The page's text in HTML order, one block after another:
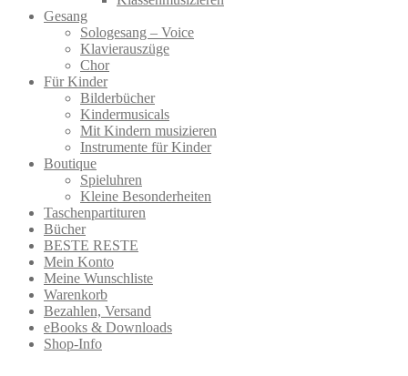
Gesang
Sologesang – Voice
Klavierauszüge
Chor
Für Kinder
Bilderbücher
Kindermusicals
Mit Kindern musizieren
Instrumente für Kinder
Boutique
Spieluhren
Kleine Besonderheiten
Taschenpartituren
Bücher
BESTE RESTE
Mein Konto
Meine Wunschliste
Warenkorb
Bezahlen, Versand
eBooks & Downloads
Shop-Info